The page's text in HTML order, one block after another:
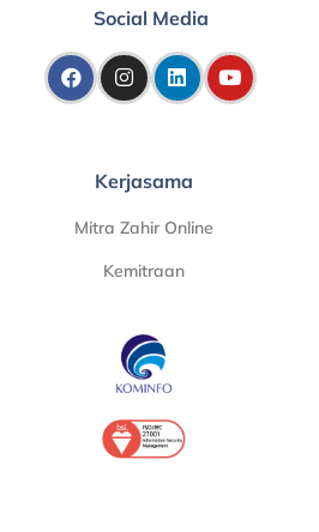
Social Media
Kerjasama
Mitra Zahir Online
Kemitraan